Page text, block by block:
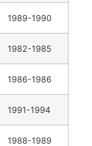
1989-1990
1982-1985
1986-1986
1991-1994
1988-1989